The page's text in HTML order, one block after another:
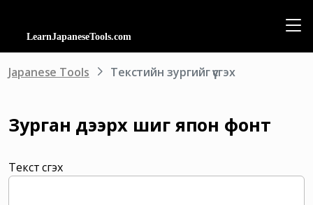
Japanese Tools Текстийн зургийг үүсгэх
Зурган дээрх шиг япон фонт
Текст үүсгэх